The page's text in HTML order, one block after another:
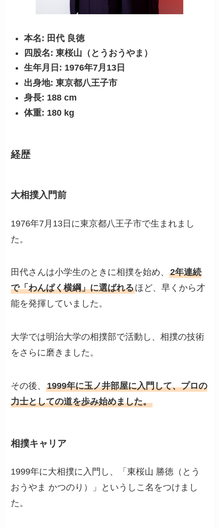
本名: 田代 良徳
四股名: 東桜山（とうおうやま）
生年月日: 1976年7月13日
出身地: 東京都八王子市
身長: 188 cm
体重: 180 kg
経歴
大相撲入門前
1976年7月13日に東京都八王子市で生まれまし
た。
田代さんは小学生のときに相撲を始め、2年連続
で「わんぱく横綱」に選ばれるほど、早くから才
能を発揮していました。
大学では明治大学の相撲部で活動し、相撲の技術
をさらに磨きました。
その後、1999年に玉ノ井部屋に入門して、プロの
力士としての道を歩み始めました。
相撲キャリア
1999年に大相撲に入門し、「東桜山 勝徳（とう
おうやま かつのり）」というしこ名をつけまし
た。